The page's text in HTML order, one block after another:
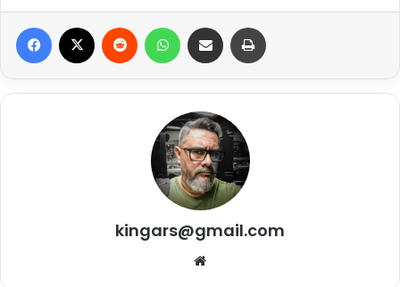
Facebook Reddit WhatsAppCompartilhar via e-mail
kingars@gmail.com